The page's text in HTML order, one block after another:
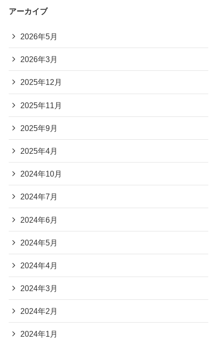
アーカイブ
2026年5月
2026年3月
2025年12月
2025年11月
2025年9月
2025年4月
2024年10月
2024年7月
2024年6月
2024年5月
2024年4月
2024年3月
2024年2月
2024年1月